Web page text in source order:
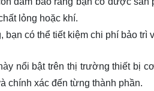
lỏng hoặc khí.
có thể tiết kiệm chi phí bảo
nổi bật trên thị trường thiết bị
chính xác đến từng thành phần.